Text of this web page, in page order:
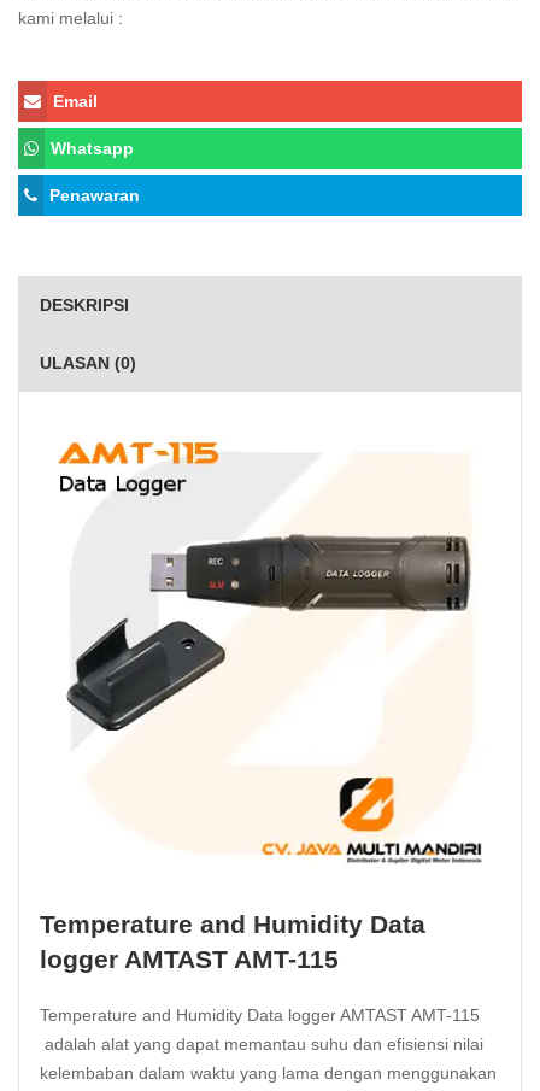
kami melalui :
Email
Whatsapp
Penawaran
DESKRIPSI
ULASAN (0)
Temperature and Humidity Data
logger AMTAST AMT-115
Temperature and Humidity Data logger AMTAST AMT-115
adalah alat yang dapat memantau suhu dan efisiensi nilai
kelembaban dalam waktu yang lama dengan menggunakan